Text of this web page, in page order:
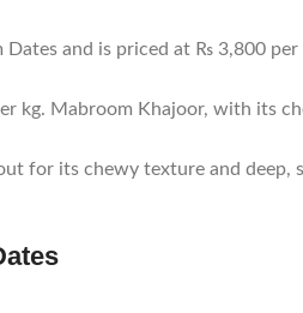
and is priced at ₨ 3,800
kg. Mabroom Khajoor, with its
for its chewy texture and deep,